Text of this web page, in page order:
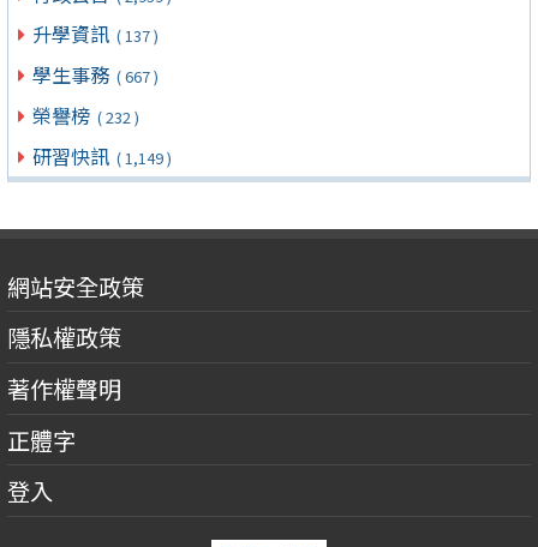
升學資訊 ( 137 )
學生事務 ( 667 )
榮譽榜 ( 232 )
研習快訊 ( 1,149 )
網站安全政策
隱私權政策
著作權聲明
正體字
登入